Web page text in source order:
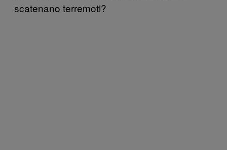
scatenano terremoti?